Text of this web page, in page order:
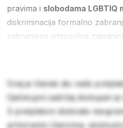
pravima i slobodama LGBTIQ
diskriminacija formalno
zabranjene istospolne
Ovaj je članak dio naše
Cjelokupni sadržaj dostupan
S pretplatom dobivate
arhiviranim člancima,